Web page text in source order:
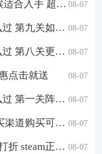
98元入手方法介绍 08-07
下的雨滴通关攻略 08-07
更少损伤通关攻略 08-07
点击就送 08-07
的形成通关攻略 08-07
买可省179元 08-07
低价购买渠道分享 08-07